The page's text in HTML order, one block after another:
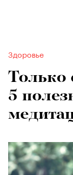
Здоровье
Только
5